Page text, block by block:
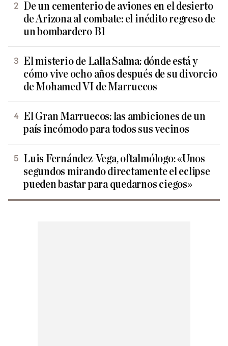
De un cementerio de aviones en el desierto
de Arizona al combate: el inédito regreso de
un bombardero B1
El misterio de Lalla Salma: dónde está y
cómo vive ocho años después de su divorcio
de Mohamed VI de Marruecos
El Gran Marruecos: las ambiciones de un
país incómodo para todos sus vecinos
Luis Fernández-Vega, oftalmólogo: «Unos
segundos mirando directamente el eclipse
pueden bastar para quedarnos ciegos»